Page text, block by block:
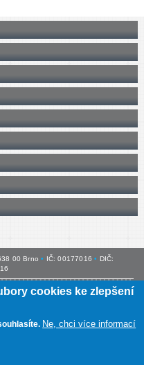
00 Brno • IČ: 00177016 • DIČ:
o přístupnosticookies ke zlepšení
Ne, chci více informací